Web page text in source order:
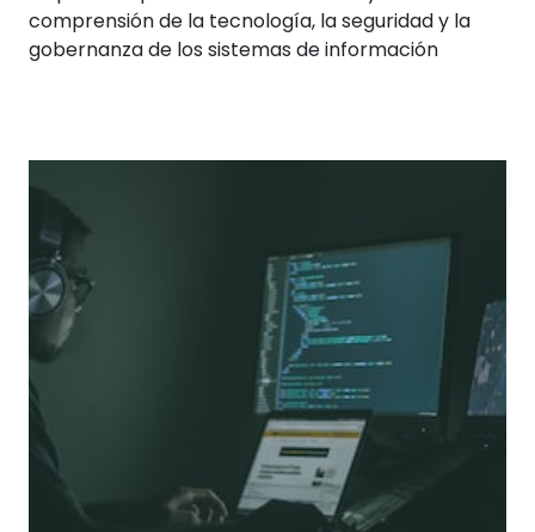
comprensión de la tecnología, la seguridad y la
gobernanza de los sistemas de información